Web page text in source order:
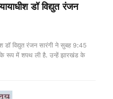
डॉ विद्युत रंजन
डॉ विद्युत रंजन सारंगी ने सुबह 9:45
के रूप में शपथ ली है. उन्हें झारखंड के